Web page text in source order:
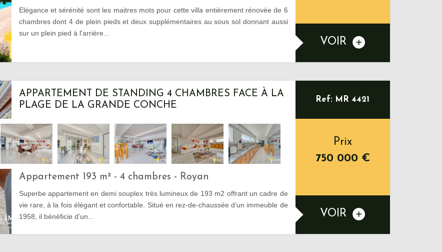
Elégance et sérénité sont les maitres mots pour cette villa entièrement rénovée de 6
chambres dont 4 de plein pieds et deux supplémentaires au sous sol donnant aussi
sur un plein pied à l'arrière...
VOIR
APPARTEMENT DE STANDING 4 CHAMBRES FACE À LA
PLAGE DE LA GRANDE CONCHE
Appartement 193 m² - 4 chambres - Royan
Superbe appartement en demi souplex très lumineux de 193 m2 offrant un cadre de
vie rare, à la fois élégant et confortable. Situé en rez-de-chaussée d’un immeuble de
1958, il bénéficie d’un...
Ref: MR 4421
Prix
750 000 €
VOIR